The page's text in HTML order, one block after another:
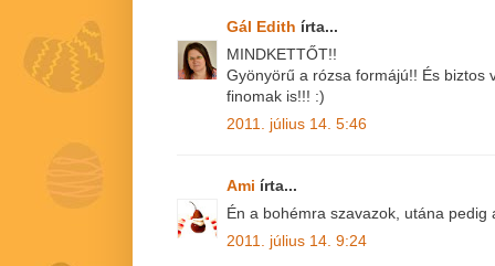
Gál Edith írta...
MINDKETTŐT!!
Gyönyörű a rózsa formájú!! És biztos
finomak is!!! :)
2011. július 14. 5:46
Ami írta...
Én a bohémra szavazok, utána
2011. július 14. 9:24